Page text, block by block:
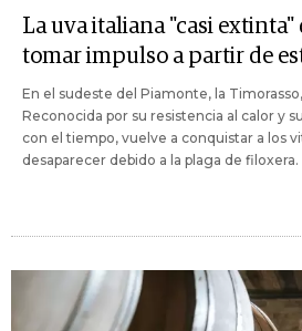
La uva italiana "casi extinta"
tomar impulso a partir de
En el sudeste del Piamonte, la
Reconocida por su resistencia al calor y
con el tiempo, vuelve a conquistar a los
desaparecer debido a la plaga de filoxera.